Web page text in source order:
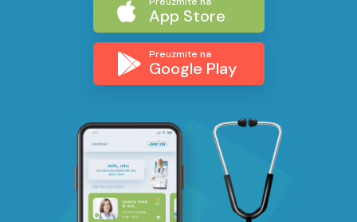
App Store
Preuzmite na
Google Play